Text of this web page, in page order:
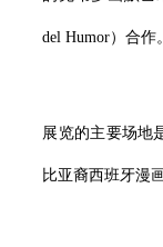
del Humor）合作。
展览的主要场地
比亚裔西班牙漫